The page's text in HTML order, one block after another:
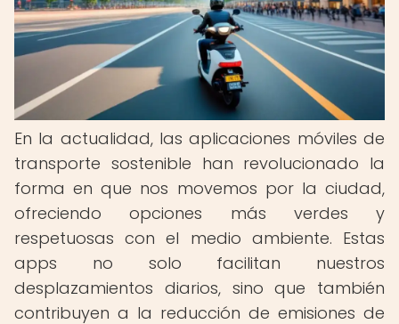
En la actualidad, las aplicaciones móviles de
transporte sostenible han revolucionado la
forma en que nos movemos por la ciudad,
ofreciendo opciones más verdes y
respetuosas con el medio ambiente. Estas
apps no solo facilitan nuestros
desplazamientos diarios, sino que también
contribuyen a la reducción de emisiones de